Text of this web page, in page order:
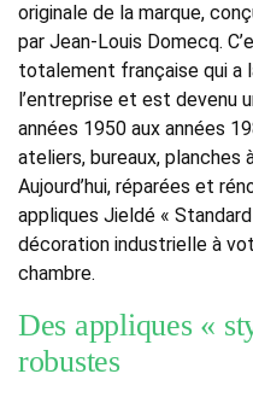
originale de la marque,
par Jean-Louis Domecq.
totalement française qui a
l’entreprise et est devenu
années 1950 aux années
ateliers, bureaux, planches
Aujourd’hui, réparées et
appliques Jieldé «
décoration industrielle à
chambre.
Des appliques «
robustes